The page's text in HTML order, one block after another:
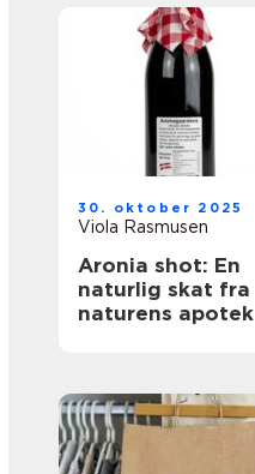
30. oktober 2025
Viola Rasmusen
Aronia shot: En
naturlig skat fra
naturens apotek